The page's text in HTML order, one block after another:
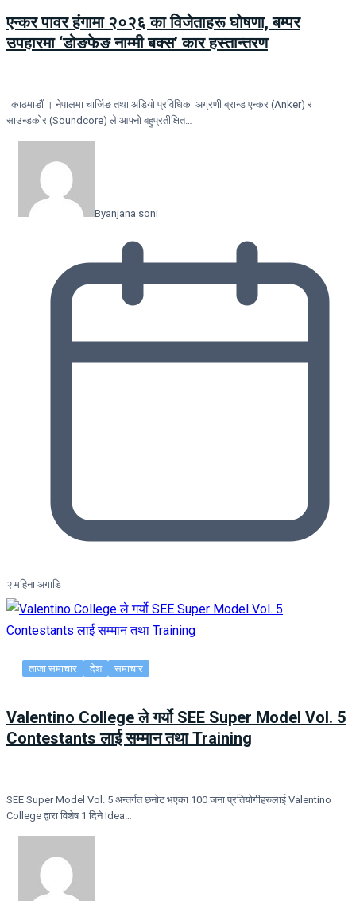
एन्कर पावर हंगामा २०२६ का विजेताहरू घोषणा, बम्पर
उपहारमा ‘डोङफेङ नाम्मी बक्स’ कार हस्तान्तरण
काठमाडौं । नेपालमा चार्जिङ तथा अडियो प्रविधिका अग्रणी ब्रान्ड एन्कर (Anker) र
साउन्डकोर (Soundcore) ले आफ्नो बहुप्रतीक्षित…
Byanjana soni
२ महिना अगाडि
ताजा समाचार देश समाचार
Valentino College ले गर्यो SEE Super Model Vol. 5
Contestants लाई सम्मान तथा Training
SEE Super Model Vol. 5 अन्तर्गत छनोट भएका 100 जना प्रतियोगीहरुलाई Valentino
College द्वारा विशेष 1 दिने Idea…